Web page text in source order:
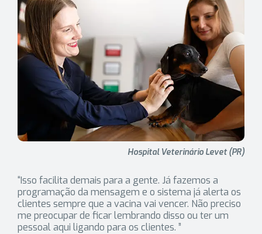
Hospital Veterinário Levet (PR)
“Isso facilita demais para a gente. Já fazemos a
programação da mensagem e o sistema já alerta os
clientes sempre que a vacina vai vencer. Não preciso
me preocupar de ficar lembrando disso ou ter um
pessoal aqui ligando para os clientes. ”